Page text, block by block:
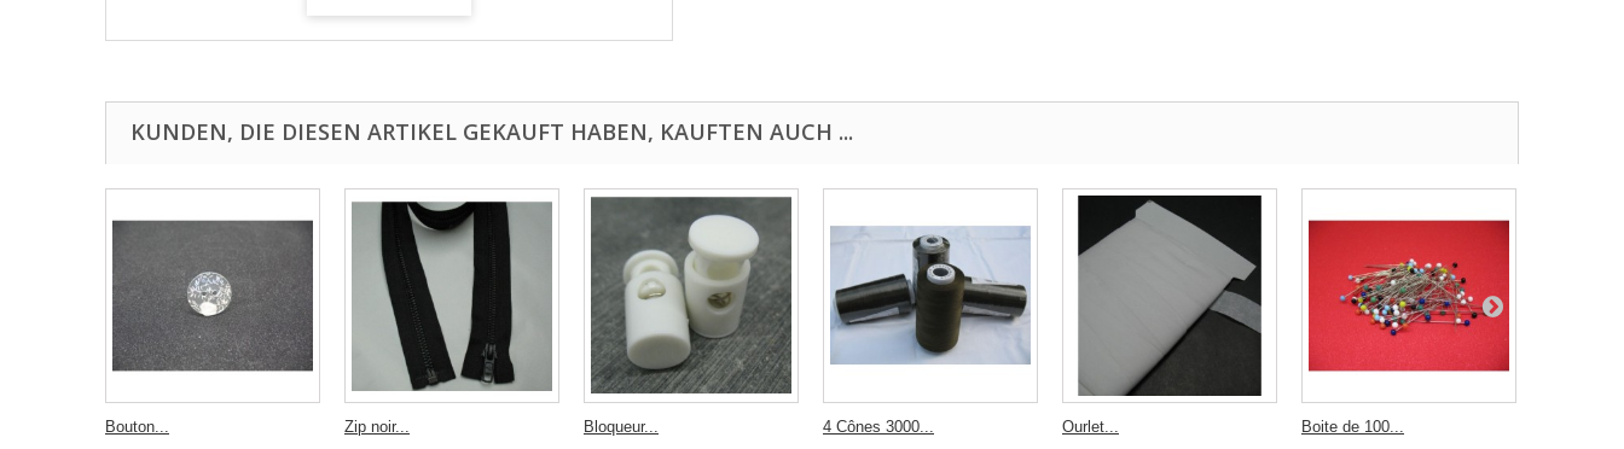
KUNDEN, DIE DIESEN ARTIKEL GEKAUFT HABEN, KAUFTEN AUCH ...
Bouton...
Zip noir...
Bloqueur...
4 Cônes 3000...
Ourlet...
Boite de 100...